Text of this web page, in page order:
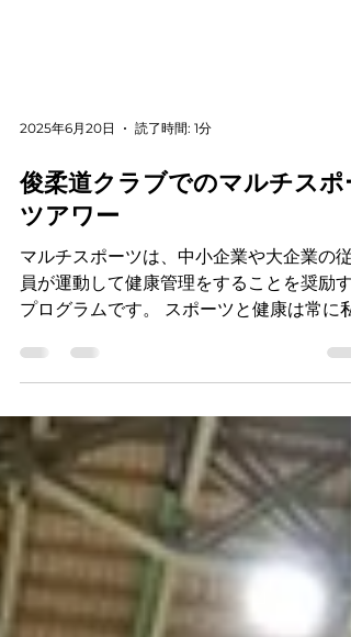
2025年6月20日 読了時間: 1分
俊柔道クラブでのマルチスポ
ツアワー
マルチスポーツは、中小企業や大企業の従
員が運動して健康管理をすることを奨励す
プログラムです。 スポーツと健康は常に私
ている方にとって素晴らしい機会です。私
ちと一緒に、複雑な...